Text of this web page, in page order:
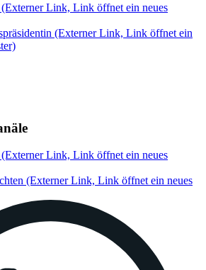
(Externer Link, Link öffnet ein neues
(Externer Link, Link öffnet ein
(Externer Link, Link öffnet ein neues
(Externer Link, Link öffnet ein neues